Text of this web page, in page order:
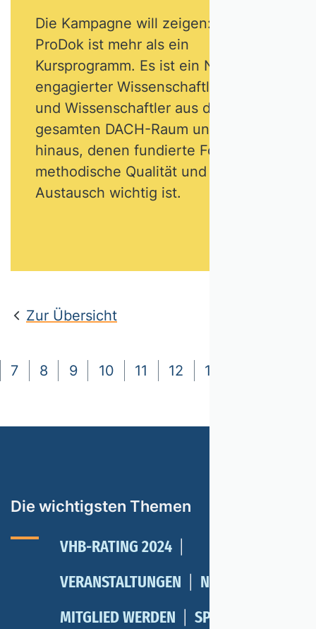
Die Kampagne will zeigen: VHB
ProDok ist mehr als ein
Kursprogramm. Es ist ein Netzwerk
engagierter Wissenschaftlerinnen
und Wissenschaftler aus dem
gesamten DACH-Raum und darüber
hinaus, denen fundierte Forschung,
methodische Qualität und kollegialer
Austausch wichtig ist.
Zur Übersicht
7 8 9 10 11 12 13
Die wichtigsten Themen
VHB-RATING 2024
VERANSTALTUNGEN
NEWSLETTER
MITGLIED WERDEN
SPENDEN